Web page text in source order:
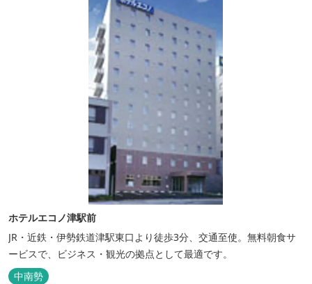
ホテルエコノ津駅前
JR・近鉄・伊勢鉄道津駅東口より徒歩3分、交通至使。無料朝食サ
ービスで、ビジネス・観光の拠点として最適です。
中南勢